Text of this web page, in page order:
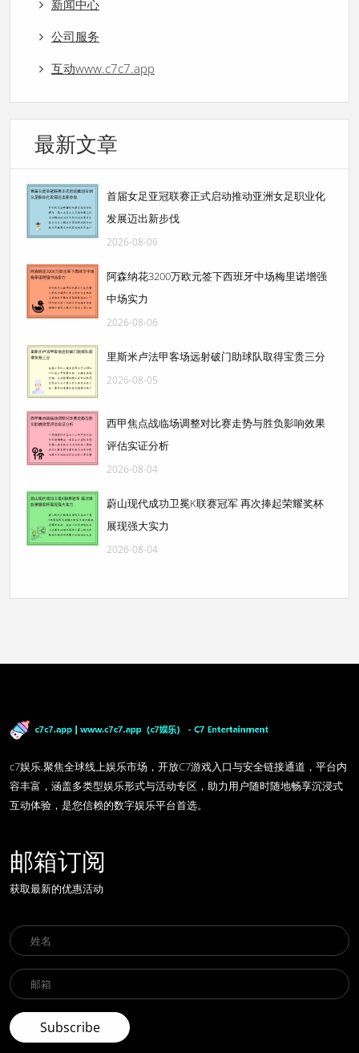
新闻中心
公司服务
互动www.c7c7.app
最新文章
首届女足亚冠联赛正式启动推动亚洲女足职业化
发展迈出新步伐
2026-08-06
阿森纳花3200万欧元签下西班牙中场梅里诺增强
中场实力
2026-08-06
里斯米卢法甲客场远射破门助球队取得宝贵三分
2026-08-05
西甲焦点战临场调整对比赛走势与胜负影响效果
评估实证分析
2026-08-04
蔚山现代成功卫冕K联赛冠军 再次捧起荣耀奖杯
展现强大实力
2026-08-04
c7娱乐,聚焦全球线上娱乐市场，开放C7游戏入口与安全链接通道，平台内
容丰富，涵盖多类型娱乐形式与活动专区，助力用户随时随地畅享沉浸式
互动体验，是您信赖的数字娱乐平台首选。
邮箱订阅
获取最新的优惠活动